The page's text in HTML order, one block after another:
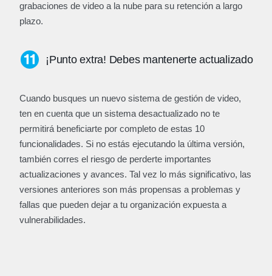
grabaciones de video a la nube para su retención a largo
plazo.
¡Punto extra! Debes mantenerte actualizado
Cuando busques un nuevo sistema de gestión de video,
ten en cuenta que un sistema desactualizado no te
permitirá beneficiarte por completo de estas 10
funcionalidades. Si no estás ejecutando la última versión,
también corres el riesgo de perderte importantes
actualizaciones y avances. Tal vez lo más significativo, las
versiones anteriores son más propensas a problemas y
fallas que pueden dejar a tu organización expuesta a
vulnerabilidades.